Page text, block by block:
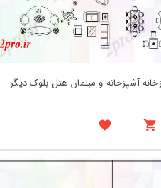
آشپزخانه و مبلمان هتل بلوک دیگر